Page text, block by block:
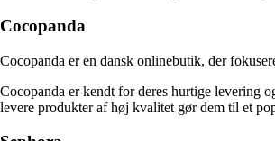
Cocopanda
Cocopanda er en dansk onlinebutik, der
Cocopanda er kendt for deres hurtige levering
levere produkter af høj kvalitet gør dem til et